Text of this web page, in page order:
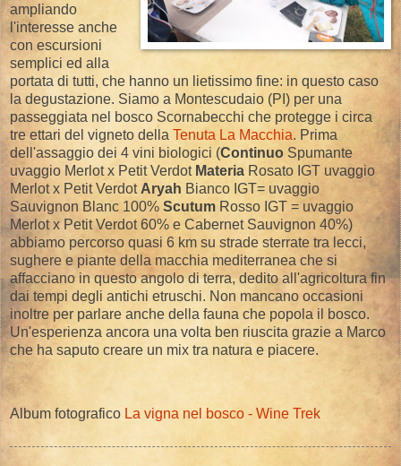
ampliando
l'interesse anche
con escursioni
semplici ed alla
portata di tutti, che hanno un lietissimo fine: in questo caso
la degustazione. Siamo a Montescudaio (PI) per una
passeggiata nel bosco Scornabecchi che protegge i circa
tre ettari del vigneto della Tenuta La Macchia. Prima
dell'assaggio dei 4 vini biologici (Continuo Spumante
uvaggio Merlot x Petit Verdot Materia Rosato IGT uvaggio
Merlot x Petit Verdot Aryah Bianco IGT= uvaggio
Sauvignon Blanc 100% Scutum Rosso IGT = uvaggio
Merlot x Petit Verdot 60% e Cabernet Sauvignon 40%)
abbiamo percorso quasi 6 km su strade sterrate tra lecci,
sughere e piante della macchia mediterranea che si
affacciano in questo angolo di terra, dedito all'agricoltura fin
dai tempi degli antichi etruschi. Non mancano occasioni
inoltre per parlare anche della fauna che popola il bosco.
Un'esperienza ancora una volta ben riuscita grazie a Marco
che ha saputo creare un mix tra natura e piacere.
Album fotografico La vigna nel bosco - Wine Trek